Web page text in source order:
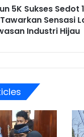
5K Sukses Sedot
Sensasi
Industri Hijau